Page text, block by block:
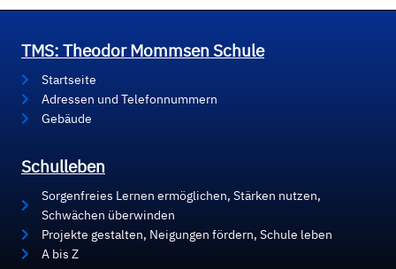
TMS: Theodor Mommsen Schule
Startseite
Adressen und Telefonnummern
Gebäude
Schulleben
Sorgenfreies Lernen ermöglichen, Stärken nutzen,
Schwächen überwinden
Projekte gestalten, Neigungen fördern, Schule leben
A bis Z